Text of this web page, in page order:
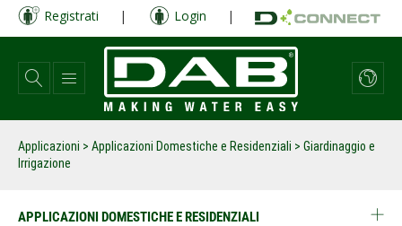
Salta
contenuto
principale
Registrati | Login |
Applicazioni > Applicazioni Domestiche e Residenziali > Giardinaggio e
Irrigazione
APPLICAZIONI DOMESTICHE E RESIDENZIALI